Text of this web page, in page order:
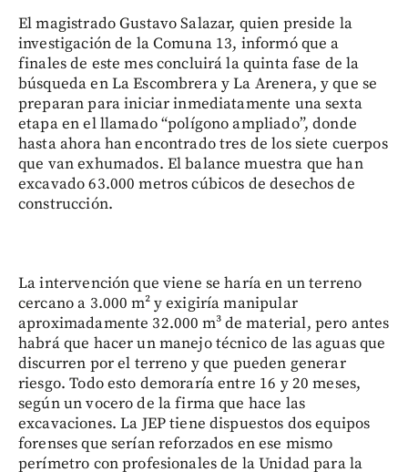
El magistrado Gustavo Salazar, quien preside la
investigación de la Comuna 13, informó que a
finales de este mes concluirá la quinta fase de la
búsqueda en La Escombrera y La Arenera, y que se
preparan para iniciar inmediatamente una sexta
etapa en el llamado “polígono ampliado”, donde
hasta ahora han encontrado tres de los siete cuerpos
que van exhumados. El balance muestra que han
excavado 63.000 metros cúbicos de desechos de
construcción.
La intervención que viene se haría en un terreno
cercano a 3.000 m² y exigiría manipular
aproximadamente 32.000 m³ de material, pero antes
habrá que hacer un manejo técnico de las aguas que
discurren por el terreno y que pueden generar
riesgo. Todo esto demoraría entre 16 y 20 meses,
según un vocero de la firma que hace las
excavaciones. La JEP tiene dispuestos dos equipos
forenses que serían reforzados en ese mismo
perímetro con profesionales de la Unidad para la